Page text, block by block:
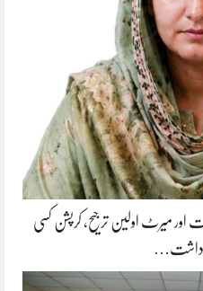
اور میرٹ اولین ترجیح، کرپشن کسی